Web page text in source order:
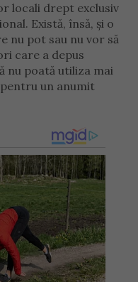
locali drept exclusiv
Există, însă, și o
nu pot sau nu vor să
care a depus
nu poată utiliza mai
un anumit